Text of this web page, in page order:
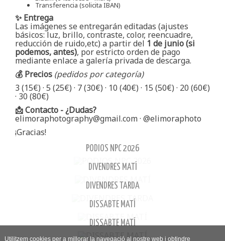
Transferencia (solicita IBAN)
✨ Entrega
Las imágenes se entregarán editadas (ajustes
básicos: luz, brillo, contraste, color, reencuadre,
reducción de ruido,etc) a partir del 1 de junio (si
podemos, antes), por estricto orden de pago
mediante enlace a galería privada de descarga.
💰 Precios (pedidos por categoría)
3 (15€) · 5 (25€) · 7 (30€) · 10 (40€) · 15 (50€) · 20 (60€)
· 30 (80€)
📩 Contacto - ¿Dudas?
elimoraphotography@gmail.com· @elimoraphoto
¡Gracias!
PODIOS NPC 2026
DIVENDRES MATÍ
DIVENDRES TARDA
DISSABTE MATÍ
DISSABTE MATÍ
Utilitzem cookies per a millorar la navegació al nostre web i obtindre